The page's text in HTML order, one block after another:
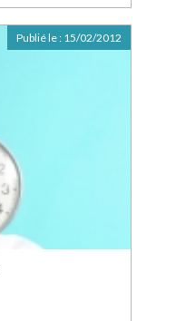
Publié le : 15/02/2012